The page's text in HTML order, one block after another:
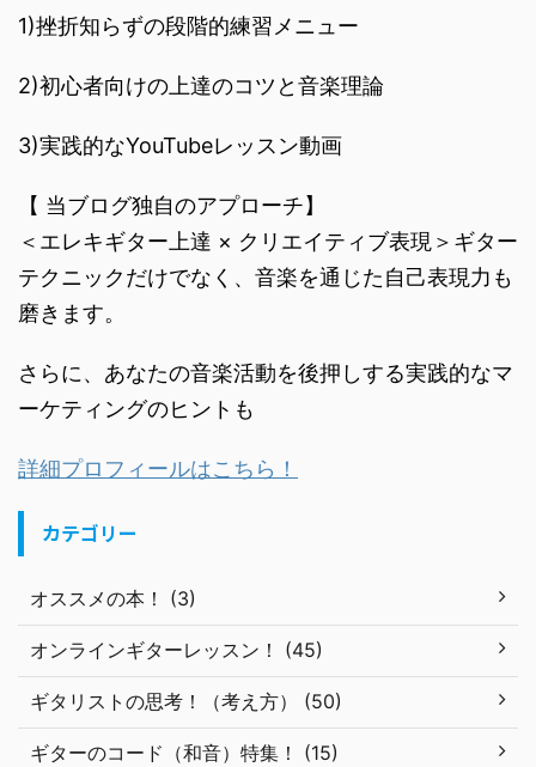
1)挫折知らずの段階的練習メニュー
2)初心者向けの上達のコツと音楽理論
3)実践的なYouTubeレッスン動画
【 当ブログ独自のアプローチ】
＜エレキギター上達 × クリエイティブ表現＞ギター
テクニックだけでなく、音楽を通じた自己表現力も
磨きます。
さらに、あなたの音楽活動を後押しする実践的なマ
ーケティングのヒントも
詳細プロフィールはこちら！
カテゴリー
オススメの本！ (3)
オンラインギターレッスン！ (45)
ギタリストの思考！（考え方） (50)
ギターのコード（和音）特集！ (15)